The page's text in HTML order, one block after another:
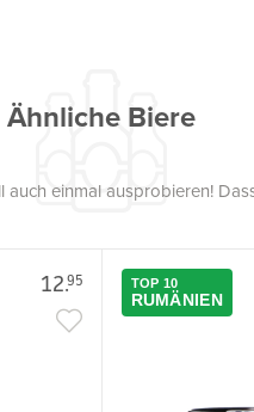
Ähnliche Biere
auch einmal ausprobieren!
12.95 TOP 10
RUMÄNIEN